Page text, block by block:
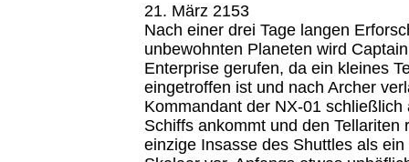
21. März 2153
Nach einer drei Tage langen
unbewohnten Planeten wird
Enterprise gerufen, da ein kleines
eingetroffen ist und nach Archer
Kommandant der NX-01
Schiffs ankommt und den Tellariten
einzige Insasse des Shuttles als